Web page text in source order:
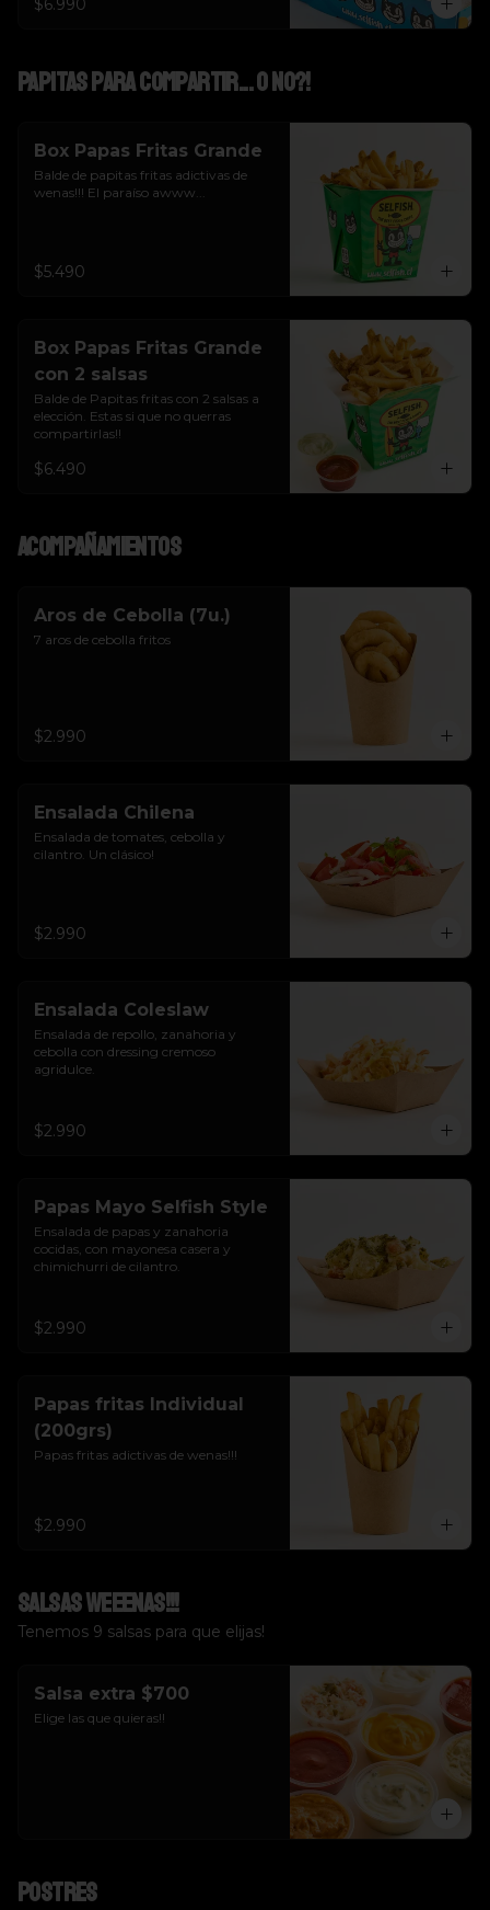
$6.990
Papitas para Compartir... o NO?!
Box Papas Fritas Grande
Balde de papitas fritas adictivas de
wenas!!! El paraíso awww...
$5.490
Box Papas Fritas Grande
con 2 salsas
Balde de Papitas fritas con 2 salsas a
elección. Estas si que no querras
compartirlas!!
$6.490
Acompañamientos
Aros de Cebolla (7u.)
7 aros de cebolla fritos
$2.990
Ensalada Chilena
Ensalada de tomates, cebolla y
cilantro. Un clásico!
$2.990
Ensalada Coleslaw
Ensalada de repollo, zanahoria y
cebolla con dressing cremoso
agridulce.
$2.990
Papas Mayo Selfish Style
Ensalada de papas y zanahoria
cocidas, con mayonesa casera y
chimichurri de cilantro.
$2.990
Papas fritas Individual
(200grs)
Papas fritas adictivas de wenas!!!
$2.990
Salsas weeenas!!!
Tenemos 9 salsas para que elijas!
Salsa extra $700
Elige las que quieras!!
Postres